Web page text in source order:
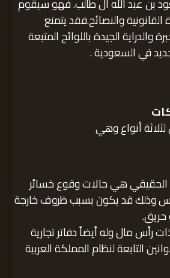
والنصائح.فقد يتمتع
والدراية الجيدة باللوائح المتبعة
في السعودية .
أنواع وهي
هي حالات وقوع خسائر
وذلك قد يكون بسبب ظروف خارجة
حريق.
رأس مال وله أيضاً دفاتر تجارية
التابعة لنظام المملكة العربية